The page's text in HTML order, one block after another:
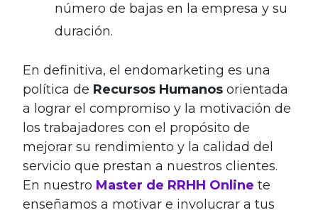
número de bajas en la empresa y su
duración.
En definitiva, el endomarketing es una
política de Recursos Humanos orientada
a lograr el compromiso y la motivación de
los trabajadores con el propósito de
mejorar su rendimiento y la calidad del
servicio que prestan a nuestros clientes.
En nuestro Master de RRHH Online te
enseñamos a motivar e involucrar a tus